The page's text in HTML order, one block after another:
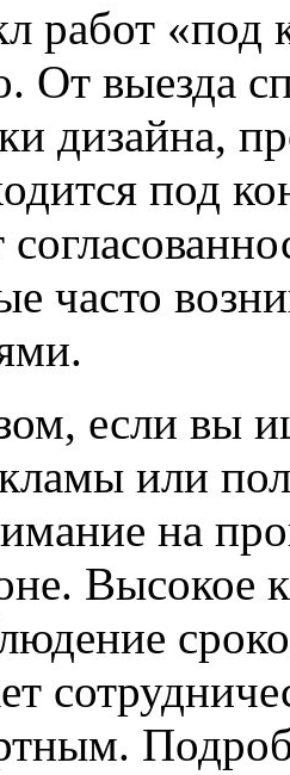
работ
От выезда
дизайна,
под
часто
если вы
или
на
Высокое